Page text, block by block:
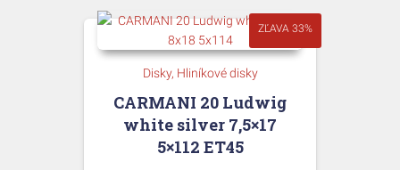
ZĽAVA 33%
Disky Hliníkové disky
CARMANI 20 Ludwig
white silver 7,5×17
5×112 ET45